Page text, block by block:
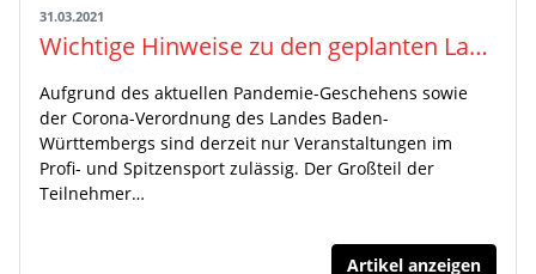
31.03.2021
Wichtige Hinweise zu den geplanten Landesmeisterschaften im April/Mai 2021
Aufgrund des aktuellen Pandemie-Geschehens sowie
der Corona-Verordnung des Landes Baden-
Württembergs sind derzeit nur Veranstaltungen im
Profi- und Spitzensport zulässig. Der Großteil der
Teilnehmer…
Artikel anzeigen